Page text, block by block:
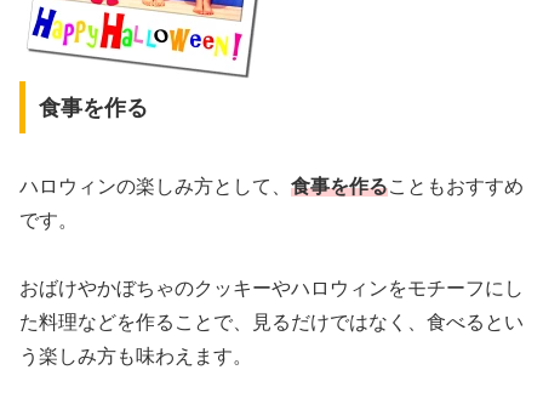
食事を作る
ハロウィンの楽しみ方として、 食事を作ることもおすすめ
です。
おばけやかぼちゃのクッキーやハロウィンをモチーフにし
た料理などを作ることで、見るだけではなく、食べるとい
う楽しみ方も味わえます。